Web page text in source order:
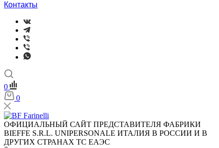
Контакты
0
0
ОФИЦИАЛЬНЫЙ САЙТ ПРЕДСТАВИТЕЛЯ ФАБРИКИ
BIEFFE S.R.L. UNIPERSONALE ИТАЛИЯ В РОССИИ И В
ДРУГИХ СТРАНАХ ТС ЕАЭС